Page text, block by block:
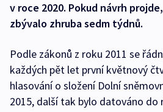
v roce 2020. Pokud návrh
zbývalo zhruba sedm týdnů.
Podle zákonů z roku 2011 se
každých pět let první květnový
hlasování o složení Dolní
2015, další tak bylo datováno do